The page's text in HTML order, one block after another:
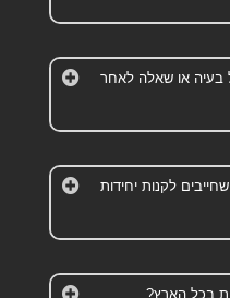
בעיה או שאלה לאחר
לקנות יחידות
בכל הארץ?